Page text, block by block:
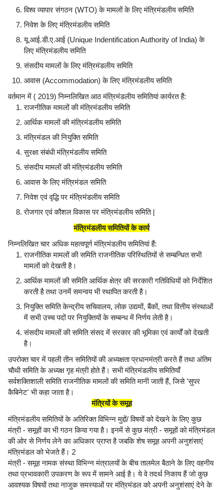
विश्व व्यापार संगठन (WTO) के मामलों के लिए मंत्रिमंडलीय समिति
निवेश के लिए मंत्रिमंडलीय समिति
यू.आई.डी.ए.आई (Unique Indentification Authority of India) के
लिए मंत्रिमंडलीय समिति
संसदीय मामलों के लिए मंत्रिमंडलीय समिति
आवास (Accommodation) के लिए मंत्रिमंडलीय समिति
वर्तमान में ( 2019) निम्नलिखित आठ मंत्रिमंडलीय समितियां कार्यरत हैं:
राजनीतिक मामलों की मंत्रिमंडलीय समिति
आर्थिक मामलों की मंत्रिमंडलीय समिति
मंत्रिमंडल की नियुक्ति समिति
सुरक्षा संबंधी मंत्रिमंडलीय समिति
संसदीय मामलों की मंत्रिमंडलीय समिति
आवास के लिए मंत्रिमंडल समिति
निवेश एवं वृद्धि पर मंत्रिमंडलीय समिति
रोजगार एवं कौशल विकास पर मंत्रिमंडलीय समिति |
मंत्रिमंडलीय समितियों के कार्य
निम्नलिखित चार अधिक महत्वपूर्ण मंत्रिमंडलीय समितियां हैं:
राजनीतिक मामलों की समिति राजनीतिक परिस्थितियों से सम्बन्धित सभी
मामलों को देखती है।
आर्थिक मामलों की समिति आर्थिक क्षेत्र की सरकारी गतिविधियों को निर्देशित
करती है तथा उनमें समन्वय भी स्थापित करती है।
नियुक्ति समिति केन्द्रीय सचिवालय, लोक उद्यमों, बैंकों, तथा वित्तीय संस्थाओं
में सभी उच्च पदों पर नियुक्तियों के सम्बन्ध में निर्णय लेती है।
संसदीय मामलों की समिति संसद में सरकार की भूमिका एवं कार्यों को देखती
है।
उपरोक्त चार में पहली तीन समितियों की अध्यक्षता प्रधानमंत्री करते हैं तथा अंतिम
चौथी समिति के अध्यक्ष गृह मंत्री होते हैं। सभी मंत्रिमंडलीय समितियाँ
सर्वशक्तिशाली समिति राजनीतिक मामलों की समिति मानी जाती हैं, जिसे 'सुपर
कैबिनेट' भी कहा जाता है।
मंत्रियों के समूह
मंत्रिमंडलीय समितियों के अतिरिक्त विभिन्न मुद्दों/ विषयों को देखने के लिए कुछ
मंत्री - समूहों का भी गठन किया गया है। इनमें से कुछ मंत्री - समूहों को मंत्रिमंडल
की ओर से निर्णय लेने का अधिकार प्राप्त है जबकि शेष समूह अपनी अनुशंसाएं
मंत्रिमंडल को भेजते हैं। 2
मंत्री - समूह नामक संस्था विभिन्न मंत्रालयों के बीच तालमेल बैठाने के लिए वहनीय
तथा प्रभावकारी उपकरण के रूप में सामने आई है। ये वे तदर्थ निकाय हैं जो कुछ
आवश्यक विषयों तथा नाजुक समस्याओं पर मंत्रिमंडल को अपनी अनुशंसाएं देने के